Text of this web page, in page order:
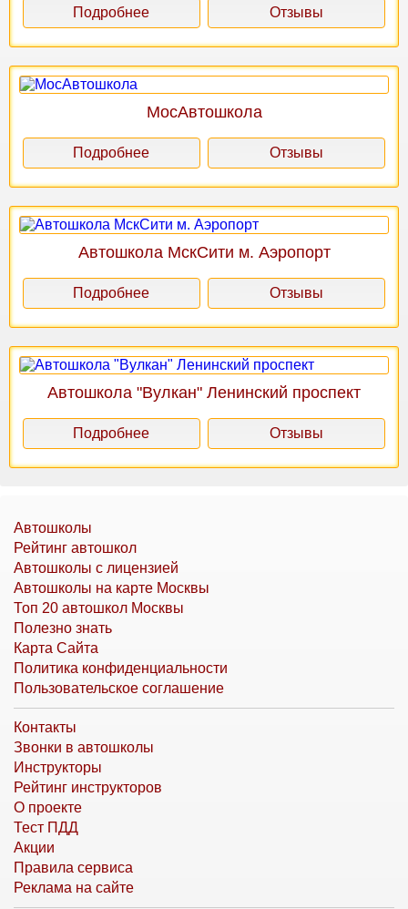
Подробнее Отзывы
МосАвтошкола
Подробнее Отзывы
Автошкола МскСити м. Аэропорт
Подробнее Отзывы
Автошкола "Вулкан" Ленинский проспект
Подробнее Отзывы
Автошколы
Рейтинг автошкол
Автошколы с лицензией
Автошколы на карте Москвы
Топ 20 автошкол Москвы
Полезно знать
Карта Сайта
Политика конфиденциальности
Пользовательское соглашение
Контакты
Звонки в автошколы
Инструкторы
Рейтинг инструкторов
О проекте
Тест ПДД
Акции
Правила сервиса
Реклама на сайте